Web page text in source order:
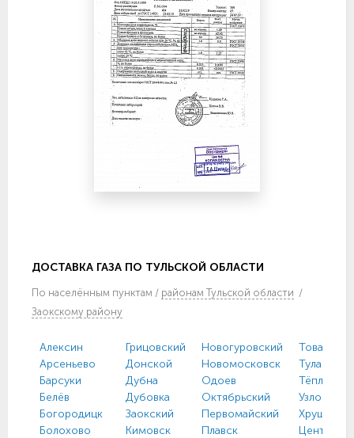
ДОСТАВКА ГАЗА ПО ТУЛЬСКОЙ ОБЛАСТИ
По населённым пунктам / районам Тульской области /
Заокскому району
Алексин
Арсеньево
Барсуки
Белёв
Богородицк
Болохово
Грицовский
Донской
Дубна
Дубовка
Заокский
Кимовск
Новогуровский
Новомосковск
Одоев
Октябрьский
Первомайский
Плавск
Тула
Тёплое
Узловая
Хрущево